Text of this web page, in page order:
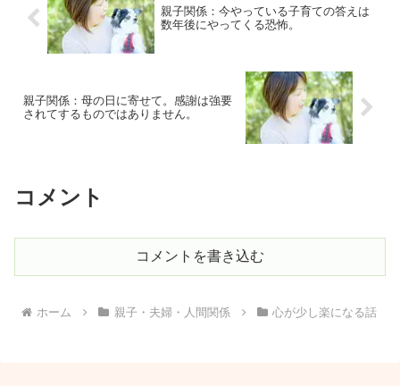
親子関係：今やっている子育ての答えは
数年後にやってくる恐怖。
親子関係：母の日に寄せて。感謝は強要
されてするものではありません。
コメント
コメントを書き込む
ホーム 親子・夫婦・人間関係 心が少し楽になる話